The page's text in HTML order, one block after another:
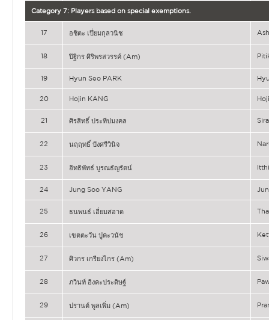
Category 7: Players based on special exemptions.
17 อชิตะ เปี่ยมกุลวนิช
18 ปิฐิกร ศิริพรสวรรค์ (Am)
19 Hyun Seo PARK
20 Hojin KANG
21 ศิรสิทธิ์ ประทีปมงคล
22 นฤฤทธิ์ ปังศรีวินิจ
23 อิทธิพัทธ์ บูรณธัญรัตน์
24 Jung Soo YANG
25 ธนพนธ์ เอี่ยมสอาด
26 เขตตะวัน ปูคะวนัช
27 ศิวกร เกรียงไกร (Am)
28 ภวินท์ อิงคะประดิษฐ์
29 ปรานต์ พูลเพิ่ม (Am)